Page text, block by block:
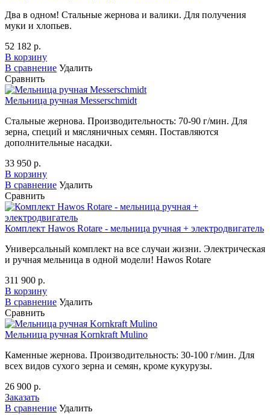
Два в одном! Стальные жернова и валики. Для получения
муки и хлопьев.
52 182 р.
В корзину
В сравнение Удалить
Сравнить
Мельница ручная Messerschmidt
Стальные жернова. Производительность: 70-90 г/мин. Для
зерна, специй и мясляничных семян. Поставляются
дополнительные насадки.
33 950 р.
В корзину
В сравнение Удалить
Сравнить
Комплект Hawos Rotare - мельница ручная + электродвигатель
Универсальный комплект на все случаи жизни. Электрическая
и ручная мельница в одной модели! Hawos Rotare
311 900 р.
В корзину
В сравнение Удалить
Сравнить
Мельница ручная Kornkraft Mulino
Каменные жернова. Производительность: 30-100 г/мин. Для
всех видов сухого зерна и семян, кроме кукурузы.
26 900 р.
Заказать
В сравнение Удалить